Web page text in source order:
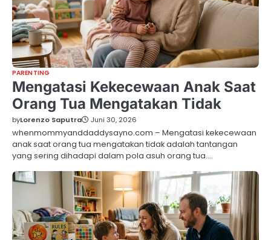
PARENTING
Mengatasi Kekecewaan Anak Saat
Orang Tua Mengatakan Tidak
byLorenzo Saputra Juni 30, 2026
whenmommyanddaddysayno.com – Mengatasi kekecewaan
anak saat orang tua mengatakan tidak adalah tantangan
yang sering dihadapi dalam pola asuh orang tua.…